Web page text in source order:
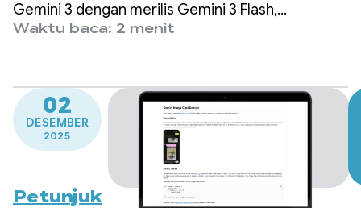
Gemini 3 dengan merilis Gemini 3 Flash,
kecerdasan terdepan yang dibuat untuk
Waktu baca: 2 menit
02
DESEMBER
2025
Petunjuk